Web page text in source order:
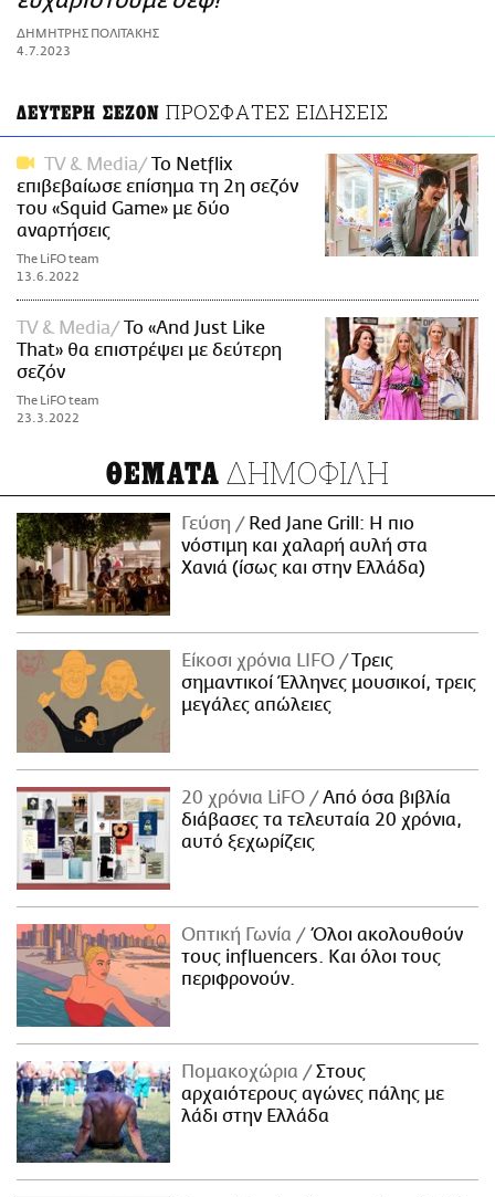
ΑΜΠΑ
PRINT
ΔΗΜΗΤΡΗΣ ΠΟΛΙΤΑΚΗΣ
4.7.2023
ΔΕΥΤΕΡΗ ΣΕΖΟΝ ΠΡΟΣΦΑΤΕΣ ΕΙΔΗΣΕΙΣ
TV & Media
Το Netflix
επιβεβαίωσε επίσημα τη 2η σεζόν
του «Squid Game» με δύο
αναρτήσεις
The LiFO team
13.6.2022
TV & Media
Το «And Just Like
That» θα επιστρέψει με δεύτερη
σεζόν
The LiFO team
23.3.2022
ΘΕΜΑΤΑ ΔΗΜΟΦΙΛΗ
Γεύση
Red Jane Grill: Η πιο
νόστιμη και χαλαρή αυλή στα
Χανιά (ίσως και στην Ελλάδα)
Είκοσι χρόνια LIFO
Tρεις
σημαντικοί Έλληνες μουσικοί, τρεις
μεγάλες απώλειες
20 χρόνια LiFO
Από όσα βιβλία
διάβασες τα τελευταία 20 χρόνια,
αυτό ξεχωρίζεις
Οπτική Γωνία
Όλοι ακολουθούν
τους influencers. Και όλοι τους
περιφρονούν.
Πομακοχώρια
Στους
αρχαιότερους αγώνες πάλης με
λάδι στην Ελλάδα